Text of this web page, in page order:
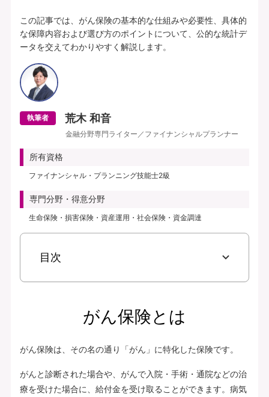
【特定３疾病Bプラン(25)】特定３疾病保障型(Ⅰ型) | 基本給付金額：50万円 |
初回上乗せ基本給付金額：0円 | 特定３疾病保険料払込免除特約(25)(Ⅰ型) ：付
加 | 保険期間：終身 | 保険料払込期間：終身 | 募集文書番号：HP-M353-772-
26019317(2025.12.16)
無料で相談予約
この記事では、がん保険の基本的な仕組みや必要性、具体的
な保障内容および選び方のポイントについて、公的な統計デ
ータを交えてわかりやすく解説します。
執筆者 荒木 和音
金融分野専門ライター／ファイナンシャルプランナー
所有資格
ファイナンシャル・プランニング技能士2級
専門分野・得意分野
生命保険・損害保険・資産運用・社会保険・資金調達
目次
がん保険とは
がん保険は、その名の通り「がん」に特化した保険です。
がんと診断された場合や、がんで入院・手術・通院などの治
療を受けた場合に、給付金を受け取ることができます。病気